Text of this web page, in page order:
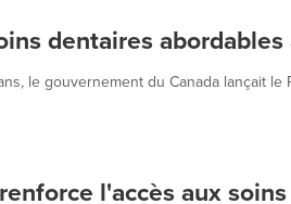
dentaires abordables
le gouvernement du Canada lançait
l'accès aux